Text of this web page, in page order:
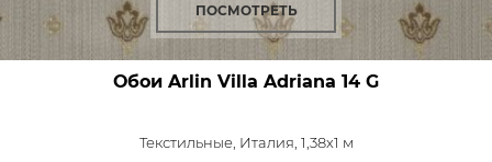
ПОСМОТРЕТЬ
Обои Arlin Villa Adriana 14 G
Текстильные, Италия, 1,38x1 м